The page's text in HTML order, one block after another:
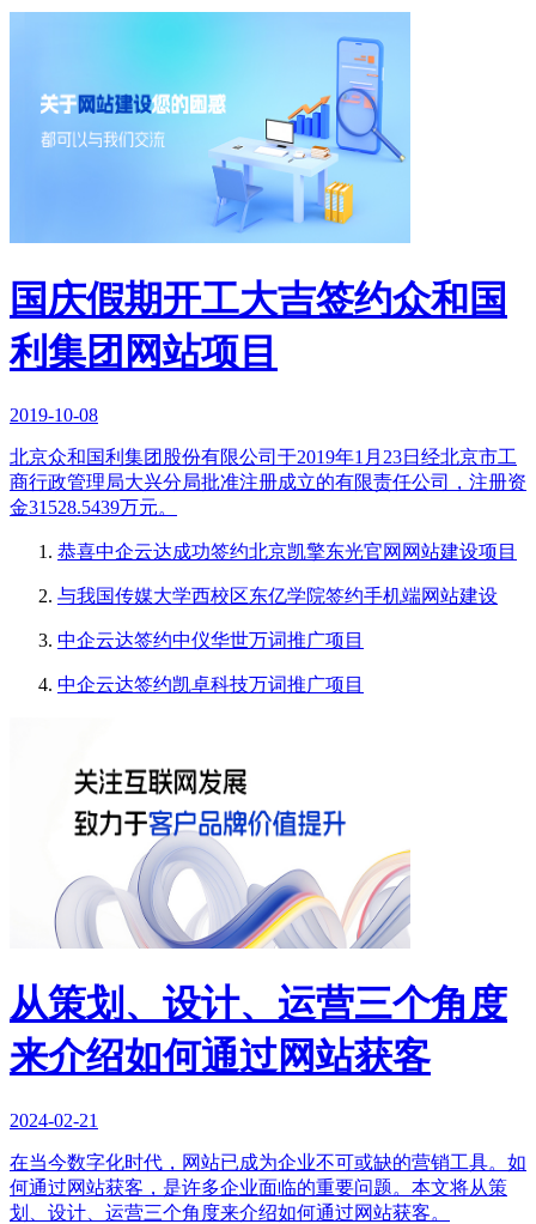
国庆假期开工大吉签约众和国
利集团网站项目
2019-10-08
北京众和国利集团股份有限公司于2019年1月23日经北京市工
商行政管理局大兴分局批准注册成立的有限责任公司，注册资
金31528.5439万元。
恭喜中企云达成功签约北京凯擎东光官网网站建设项目
与我国传媒大学西校区东亿学院签约手机端网站建设
中企云达签约中仪华世万词推广项目
中企云达签约凯卓科技万词推广项目
从策划、设计、运营三个角度
来介绍如何通过网站获客
2024-02-21
在当今数字化时代，网站已成为企业不可或缺的营销工具。如
何通过网站获客，是许多企业面临的重要问题。本文将从策
划、设计、运营三个角度来介绍如何通过网站获客。